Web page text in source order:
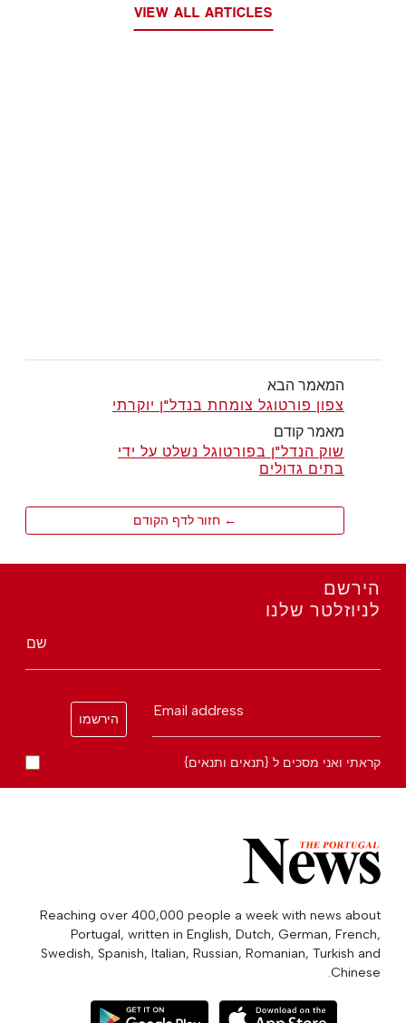
VIEW ALL ARTICLES
המאמר הבא
צפון פורטוגל צומחת בנדל"ן יוקרתי
מאמר קודם
שוק הנדל"ן בפורטוגל נשלט על ידי
בתים גדולים
← חזור לדף הקודם
הירשם
לניוזלטר שלנו
שם
Email address
הירשמו
קראתי ואני מסכים ל {תנאים ותנאים}
Reaching over 400,000 people a week with news about
Portugal, written in English, Dutch, German, French,
Swedish, Spanish, Italian, Russian, Romanian, Turkish and
Chinese.